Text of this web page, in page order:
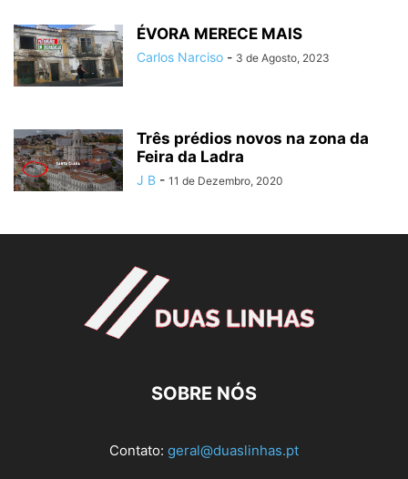
ÉVORA MERECE MAIS
Carlos Narciso - 3 de Agosto, 2023
Três prédios novos na zona da
Feira da Ladra
J B - 11 de Dezembro, 2020
SOBRE NÓS
Contato: geral@duaslinhas.pt